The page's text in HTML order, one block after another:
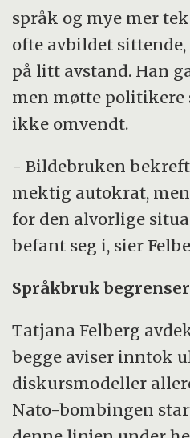
språk og mye mer
ofte avbildet
på litt avstand. Han
men møtte politikere
ikke omvendt.
- Bildebruken
mektig autokrat,
for den alvorlige
befant seg i, sier
Språkbruk begrenser
Tatjana Felberg
begge aviser inntok
diskursmodeller
Nato-bombingen